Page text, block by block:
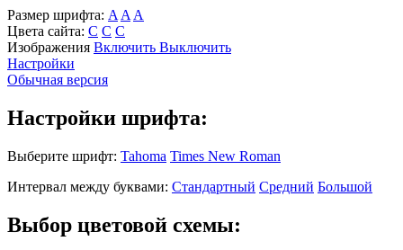
Размер шрифта: A A A
Цвета сайта: С С С
Изображения Включить Выключить
Настройки
Обычная версия
Настройки шрифта:
Выберите шрифт: Tahoma Times New Roman
Интервал между буквами: Стандартный Средний Большой
Выбор цветовой схемы: